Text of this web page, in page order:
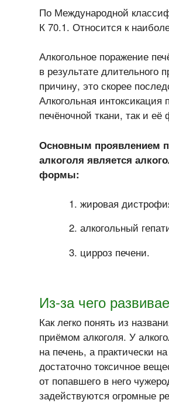
По Международной
К 70.1. Относится к
Алкогольное поражение
в результате длительного
причину, это скорее
Алкогольная
печёночной ткани, так и её
Основным проявлением
алкоголя является
формы:
жировая
алкогольный
цирроз печени.
Из-зачего
Как легко понять из
приёмом алкоголя. У
на печень, а практически
достаточно токсичное
от попавшего в него
задействуются огромные